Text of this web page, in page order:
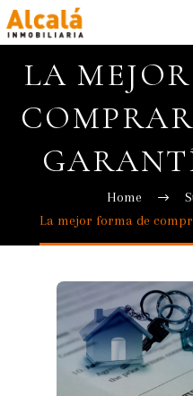
LA
Home
La mejor forma de